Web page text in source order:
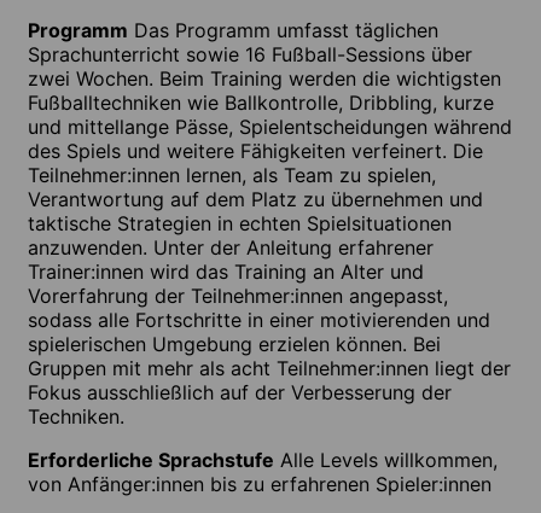
Programm Das Programm umfasst täglichen
Sprachunterricht sowie 16 Fußball-Sessions über
zwei Wochen. Beim Training werden die wichtigsten
Fußballtechniken wie Ballkontrolle, Dribbling, kurze
und mittellange Pässe, Spielentscheidungen während
des Spiels und weitere Fähigkeiten verfeinert. Die
Teilnehmer:innen lernen, als Team zu spielen,
Verantwortung auf dem Platz zu übernehmen und
taktische Strategien in echten Spielsituationen
anzuwenden. Unter der Anleitung erfahrener
Trainer:innen wird das Training an Alter und
Vorerfahrung der Teilnehmer:innen angepasst,
sodass alle Fortschritte in einer motivierenden und
spielerischen Umgebung erzielen können. Bei
Gruppen mit mehr als acht Teilnehmer:innen liegt der
Fokus ausschließlich auf der Verbesserung der
Techniken.
Erforderliche Sprachstufe Alle Levels willkommen,
von Anfänger:innen bis zu erfahrenen Spieler:innen